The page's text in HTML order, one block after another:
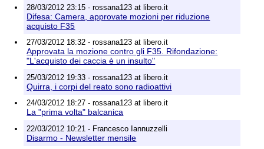
28/03/2012 23:15 - rossana123 at libero.it
Difesa: Camera, approvate mozioni per riduzione
acquisto F35
27/03/2012 18:32 - rossana123 at libero.it
Approvata la mozione contro gli F35. Rifondazione:
"L'acquisto dei caccia è un insulto"
25/03/2012 19:33 - rossana123 at libero.it
Quirra, i corpi del reato sono radioattivi
24/03/2012 18:27 - rossana123 at libero.it
La "prima volta" balcanica
22/03/2012 10:21 - Francesco Iannuzzelli
Disarmo - Newsletter mensile